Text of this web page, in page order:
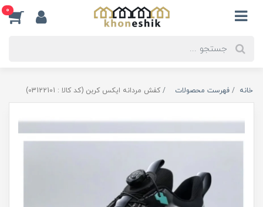
0
خانه فهرست محصولات کفش مردانه ایکس کربن (کد کالا : 03122101)